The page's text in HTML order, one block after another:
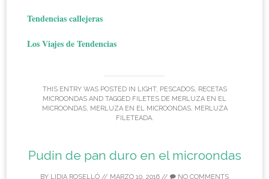
Tendencias callejeras
Los Viajes de Tendencias
THIS ENTRY WAS POSTED IN LIGHT, PESCADOS, RECETAS
MICROONDAS AND TAGGED FILETES DE MERLUZA EN EL
MICROONDAS, MERLUZA EN EL MICROONDAS, MERLUZA
FILETEADA.
Pudin de pan duro en el microondas
BY LIDIA ROSELLÓ // MARZO 10, 2016 // NO COMMENTS